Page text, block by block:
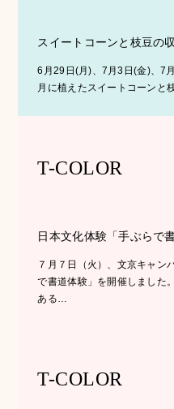
スイートコーンと枝豆の
6月29日(月)、7月3日(金)、7
月に植えたスイートコーンと
T-COLOR
日本文化体験「手ぶらで
７月７日（火）、文京キャン
で書道体験」を開催しました
ある…
T-COLOR